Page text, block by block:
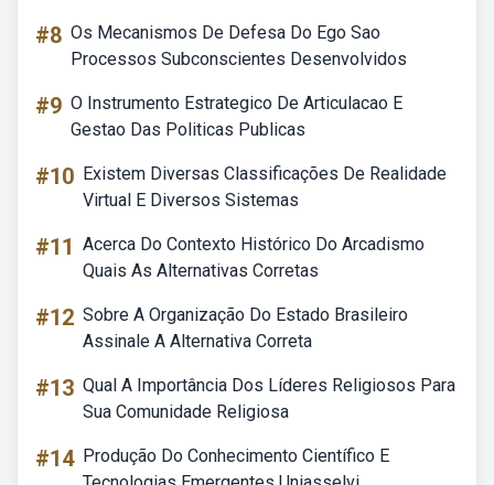
#8 Os Mecanismos De Defesa Do Ego Sao
Processos Subconscientes Desenvolvidos
#9 O Instrumento Estrategico De Articulacao E
Gestao Das Politicas Publicas
#10 Existem Diversas Classificações De Realidade
Virtual E Diversos Sistemas
#11 Acerca Do Contexto Histórico Do Arcadismo
Quais As Alternativas Corretas
#12 Sobre A Organização Do Estado Brasileiro
Assinale A Alternativa Correta
#13 Qual A Importância Dos Líderes Religiosos Para
Sua Comunidade Religiosa
#14 Produção Do Conhecimento Científico E